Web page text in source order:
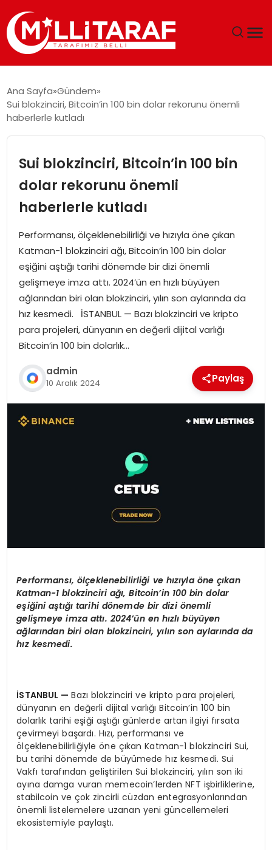
ÖZEL SAYFALAR
SPOR
SIYASET
MAGAZIN
Ana Sayfa Gündem
Sui blokzinciri, Bitcoin’in 100 bin dolar rekorunu önemli
haberlerle kutladı
Sui blokzinciri, Bitcoin’in 100 bin
dolar rekorunu önemli
haberlerle kutladı
Performansı, ölçeklenebilirliği ve hızıyla öne çıkan
Katman-1 blokzinciri ağı, Bitcoin’in 100 bin dolar
eşiğini aştığı tarihi dönemde bir dizi önemli
gelişmeye imza attı. 2024’ün en hızlı büyüyen
ağlarından biri olan blokzinciri, yılın son aylarında da
hız kesmedi. İSTANBUL — Bazı blokzinciri ve kripto
para projeleri, dünyanın en değerli dijital varlığı
Bitcoin’in 100 bin dolarlık…
admin
10 Aralık 2024 Paylaş
Performansı, ölçeklenebilirliği ve hızıyla öne çıkan
Katman-1 blokzinciri ağı, Bitcoin’in 100 bin dolar
eşiğini aştığı tarihi dönemde bir dizi önemli
gelişmeye imza attı. 2024’ün en hızlı büyüyen
ağlarından biri olan blokzinciri, yılın son aylarında da
hız kesmedi.
İSTANBUL —Bazı blokzinciri ve kripto para projeleri,
dünyanın en değerli dijital varlığı Bitcoin’in 100 bin
dolarlık tarihi eşiği aştığı günlerde artan ilgiyi fırsata
çevirmeyi başardı. Hızı, performansı ve
ölçeklenebilirliğiyle öne çıkan Katman-1 blokzinciri Sui,
bu tarihi dönemde de büyümede hız kesmedi. Sui
Vakfı tarafından geliştirilen Sui blokzinciri, yılın son iki
ayına damga vuran memecoin’lerden NFT işbirliklerine,
stabilcoin ve çok zincirli cüzdan entegrasyonlarından
önemli listelemelere uzanan yeni güncellemeleri
ekosistemiyle paylaştı.